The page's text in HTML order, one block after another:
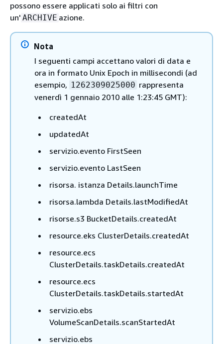
possono essere applicati solo ai filtri con
un' ARCHIVE azione.
Nota
I seguenti campi accettano valori di data e
ora in formato Unix Epoch in millisecondi (ad
esempio, 1262309025000 rappresenta
venerdì 1 gennaio 2010 alle 1:23:45 GMT):
createdAt
updatedAt
servizio.evento FirstSeen
servizio.evento LastSeen
risorsa. istanza Details.launchTime
risorsa.lambda Details.lastModifiedAt
risorse.s3 BucketDetails.createdAt
resource.eks ClusterDetails.createdAt
resource.ecs
ClusterDetails.taskDetails.createdAt
resource.ecs
ClusterDetails.taskDetails.startedAt
servizio.ebs
VolumeScanDetails.scanStartedAt
servizio.ebs